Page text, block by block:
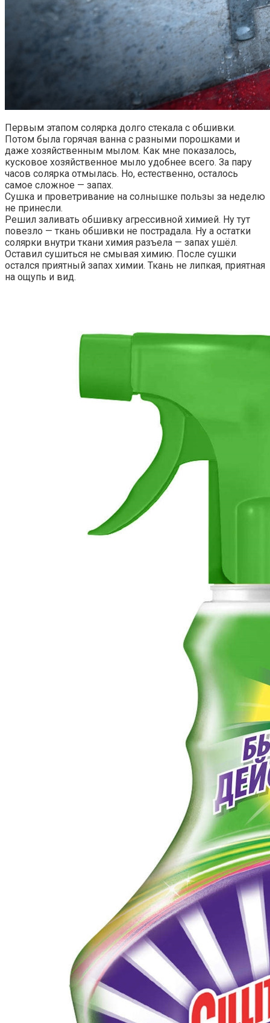
Первым этапом солярка долго стекала с обшивки.
Потом была горячая ванна с разными порошками и
даже хозяйственным мылом. Как мне показалось,
кусковое хозяйственное мыло удобнее всего. За пару
часов солярка отмылась. Но, естественно, осталось
самое сложное — запах.
Сушка и проветривание на солнышке пользы за неделю
не принесли.
Решил заливать обшивку агрессивной химией. Ну тут
повезло — ткань обшивки не пострадала. Ну а остатки
солярки внутри ткани химия разъела — запах ушёл.
Оставил сушиться не смывая химию. После сушки
остался приятный запах химии. Ткань не липкая, приятная
на ощупь и вид.